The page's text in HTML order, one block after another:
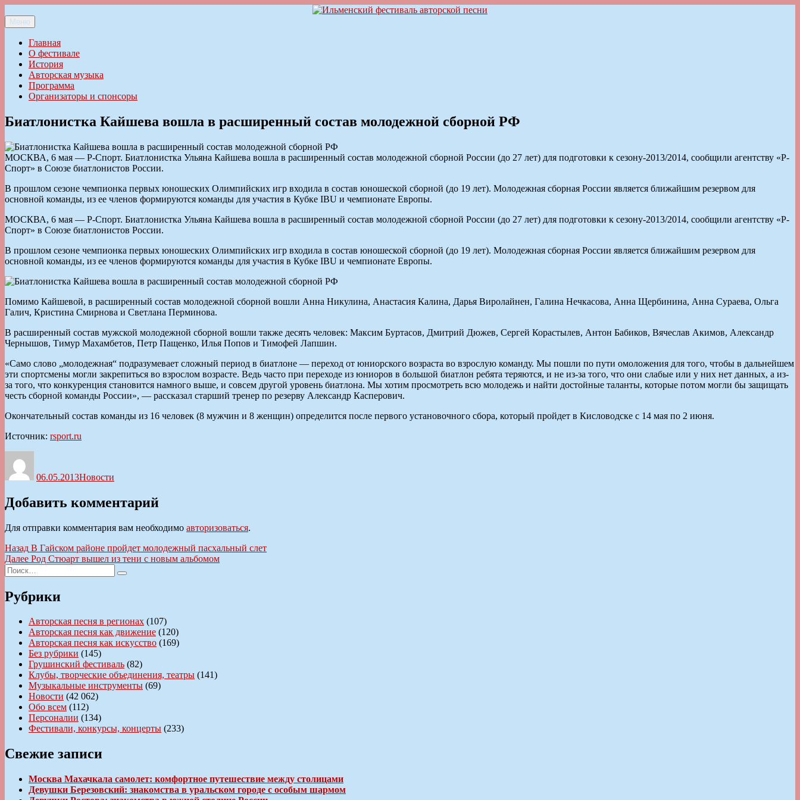
к
содержимому
Ильменский фестиваль авторской песни
Меню
Главная
О фестивале
История
Авторская музыка
Программа
Организаторы и спонсоры
Биатлонистка Кайшева вошла в расширенный состав молодежной сборной РФ
МОСКВА, 6 мая — Р-Спорт. Биатлонистка Ульяна Кайшева вошла в расширенный состав молодежной сборной России (до 27 лет) для подготовки к сезону-2013/2014, сообщили агентству «Р-
Спорт» в Союзе биатлонистов России.
В прошлом сезоне чемпионка первых юношеских Олимпийских игр входила в состав юношеской сборной (до 19 лет). Молодежная сборная России является ближайшим резервом для
основной команды, из ее членов формируются команды для участия в Кубке IBU и чемпионате Европы.
МОСКВА, 6 мая — Р-Спорт. Биатлонистка Ульяна Кайшева вошла в расширенный состав молодежной сборной России (до 27 лет) для подготовки к сезону-2013/2014, сообщили агентству «Р-
Спорт» в Союзе биатлонистов России.
В прошлом сезоне чемпионка первых юношеских Олимпийских игр входила в состав юношеской сборной (до 19 лет). Молодежная сборная России является ближайшим резервом для
основной команды, из ее членов формируются команды для участия в Кубке IBU и чемпионате Европы.
Помимо Кайшевой, в расширенный состав молодежной сборной вошли Анна Никулина, Анастасия Калина, Дарья Виролайнен, Галина Нечкасова, Анна Щербинина, Анна Сураева, Ольга
Галич, Кристина Смирнова и Светлана Перминова.
В расширенный состав мужской молодежной сборной вошли также десять человек: Максим Буртасов, Дмитрий Дюжев, Сергей Корастылев, Антон Бабиков, Вячеслав Акимов, Александр
Чернышов, Тимур Махамбетов, Петр Пащенко, Илья Попов и Тимофей Лапшин.
«Само слово „молодежная“ подразумевает сложный период в биатлоне — переход от юниорского возраста во взрослую команду. Мы пошли по пути омоложения для того, чтобы в дальнейшем
эти спортсмены могли закрепиться во взрослом возрасте. Ведь часто при переходе из юниоров в большой биатлон ребята теряются, и не из-за того, что они слабые или у них нет данных, а из-
за того, что конкуренция становится намного выше, и совсем другой уровень биатлона. Мы хотим просмотреть всю молодежь и найти достойные таланты, которые потом могли бы защищать
честь сборной команды России», — рассказал старший тренер по резерву Александр Касперович.
Окончательный состав команды из 16 человек (8 мужчин и 8 женщин) определится после первого установочного сбора, который пройдет в Кисловодске с 14 мая по 2 июня.
Источник: rsport.ru
06.05.2013Новости
Добавить комментарий
Для отправки комментария вам необходимо авторизоваться.
Навигация
по
записям
Назад Предыдущая
запись:
В Гайском районе пройдет молодежный пасхальный слет
Далее Следующая
Род Стюарт вышел из тени с новым альбомом
Искать:
Поиск
Рубрики
Авторская песня в регионах (107)
Авторская песня как движение (120)
Авторская песня как искусство (169)
Без рубрики (145)
Грушинский фестиваль (82)
Клубы, творческие объединения, театры (141)
Музыкальные инструменты (69)
Новости (42 062)
Обо всем (112)
Персоналии (134)
Фестивали, конкурсы, концерты (233)
Свежие записи
Москва Махачкала самолет: комфортное путешествие между столицами
Девушки Березовский: знакомства в уральском городе с особым шармом